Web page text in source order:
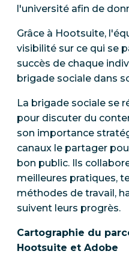
l'université afin de
Grâce à Hootsuite,
visibilité sur ce qui se
succès de chaque
brigade sociale dans
La brigade sociale se
pour discuter du
son importance
canaux le partager
bon public. Ils
meilleures pratiques,
méthodes de travail,
suivent leurs progrès.
Cartographie du
Hootsuite et Adobe